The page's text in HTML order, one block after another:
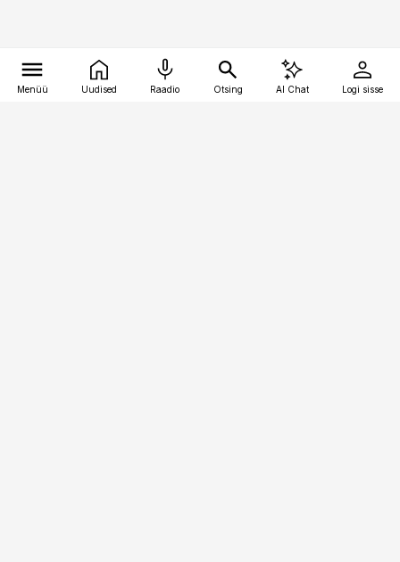
Menüü Uudised Raadio Otsing AI Chat Logi sisse